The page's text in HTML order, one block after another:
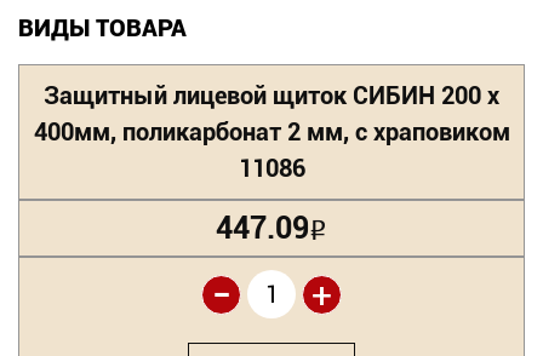
ВИДЫ ТОВАРА
Защитный лицевой щиток СИБИН 200 х
400мм, поликарбонат 2 мм, с храповиком
11086
447.09Р
+
-